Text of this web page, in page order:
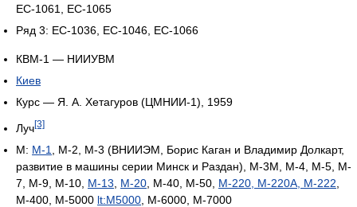
ЕС-1061, ЕС-1065
Ряд 3: ЕС-1036, ЕС-1046, ЕС-1066
КВМ-1 — НИИУВМ
Киев
Курс — Я. А. Хетагуров (ЦМНИИ-1), 1959
Луч[3]
М: М-1
, М-2, М-3 (ВНИИЭМ, Борис Каган и Владимир Долкарт,
развитие в машины серии Минск и Раздан), М-3М, М-4, M-5, M-
7, M-9, М-10, М-13 М-20 , М-40, М-50, М-220, М-220А, М-222
М-400, М-5000 lt:M5000 , М-6000, М-7000